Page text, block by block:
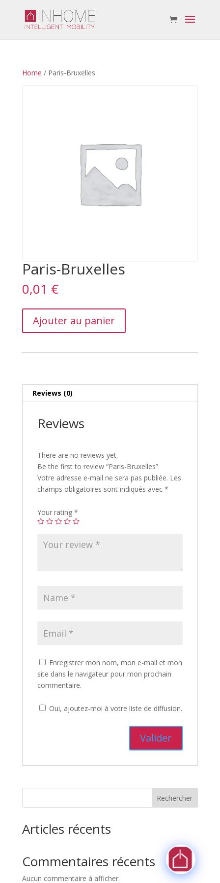
Home / Paris-Bruxelles
Paris-Bruxelles
0,01 €
Bruxelles
Ajouter au panier
Reviews (0)
Reviews
There are no reviews yet.
Be the first to review “Paris-Bruxelles”
Votre adresse e-mail ne sera pas publiée. Les
champs obligatoires sont indiqués avec *
Your rating *
Enregistrer mon nom, mon e-mail et mon
site dans le navigateur pour mon prochain
commentaire.
Oui, ajoutez-moi à votre liste de diffusion.
Rechercher
Articles récents
Commentaires récents
Aucun commentaire à afficher.